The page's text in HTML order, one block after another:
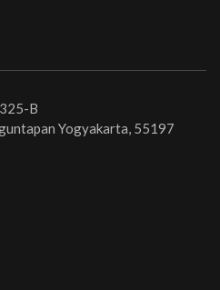
B
Yogyakarta, 55197